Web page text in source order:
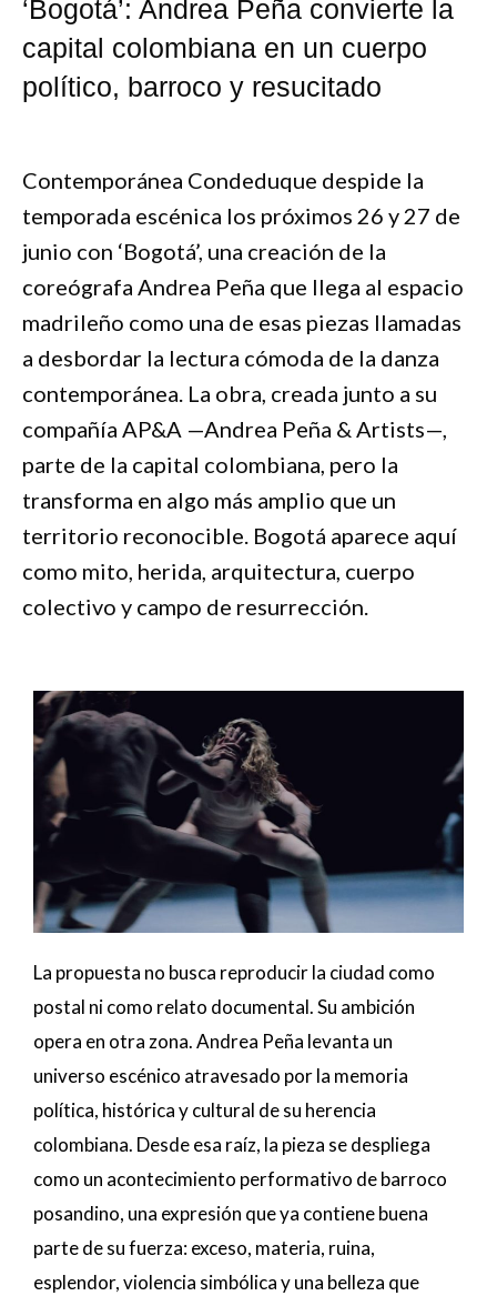
‘Bogotá’: Andrea Peña convierte la
capital colombiana en un cuerpo
político, barroco y resucitado
Contemporánea Condeduque despide la
temporada escénica los próximos 26 y 27 de
junio con ‘Bogotá’, una creación de la
coreógrafa Andrea Peña que llega al espacio
madrileño como una de esas piezas llamadas
a desbordar la lectura cómoda de la danza
contemporánea. La obra, creada junto a su
compañía AP&A —Andrea Peña & Artists—,
parte de la capital colombiana, pero la
transforma en algo más amplio que un
territorio reconocible. Bogotá aparece aquí
como mito, herida, arquitectura, cuerpo
colectivo y campo de resurrección.
La propuesta no busca reproducir la ciudad como
postal ni como relato documental. Su ambición
opera en otra zona. Andrea Peña levanta un
universo escénico atravesado por la memoria
política, histórica y cultural de su herencia
colombiana. Desde esa raíz, la pieza se despliega
como un acontecimiento performativo de barroco
posandino, una expresión que ya contiene buena
parte de su fuerza: exceso, materia, ruina,
esplendor, violencia simbólica y una belleza que